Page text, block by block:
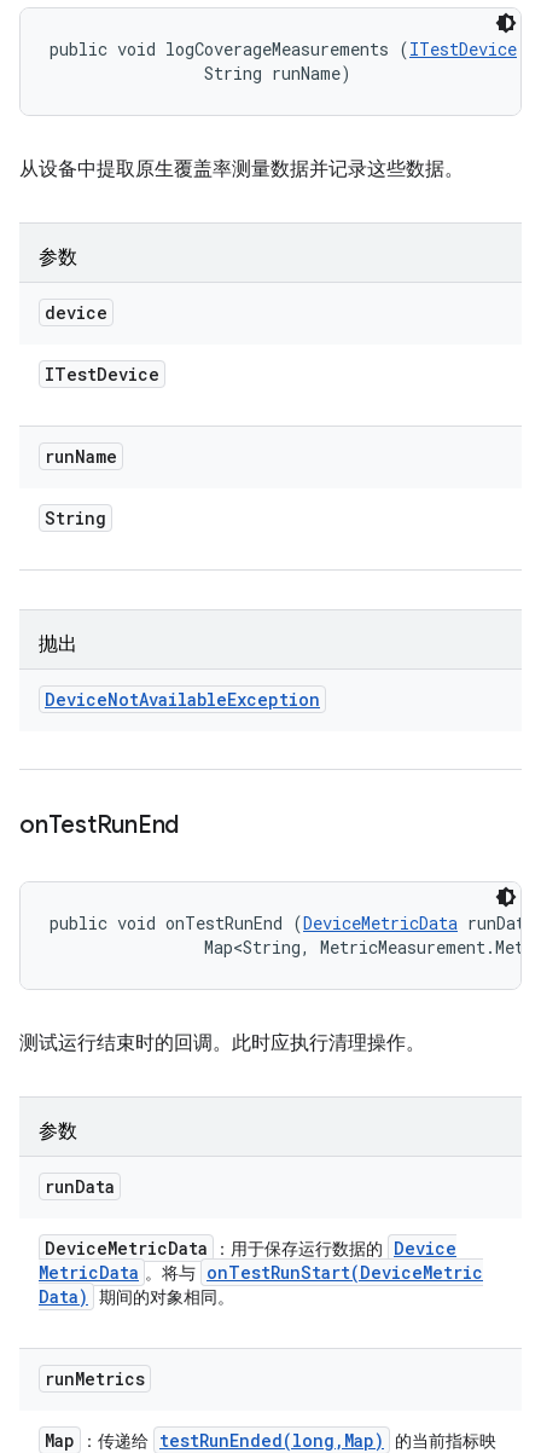
public void logCoverageMeasurements (ITestDevice
                String runName)
从设备中提取原生覆盖率测量数据并记录这些数据。
参数
device
ITestDevice
runName
String
抛出
DeviceNotAvailableException
onTestRunEnd
public void onTestRunEnd (DeviceMetricData
Map<String,
测试运行结束时的回调。此时应执行清理操作。
参数
runData
DeviceMetricData ：用于保存运行数据的
Device
MetricData 。将与 onTestRunStart(DeviceMetric
Data)
期间的对象相同。
runMetrics
Map ：传递给 testRunEnded(long , Map)
的当前指标映